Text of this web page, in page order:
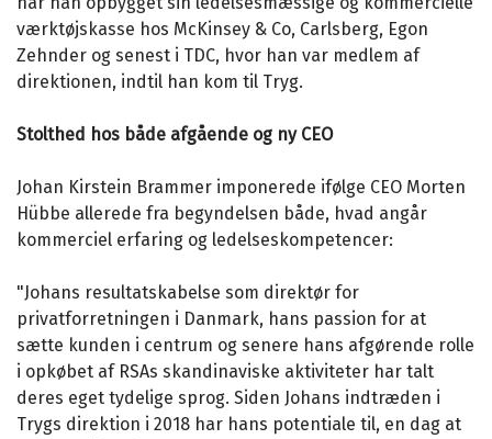
værktøjskasse hos McKinsey & Co, Carlsberg, Egon
Zehnder og senest i TDC, hvor han var medlem af
direktionen, indtil han kom til Tryg.
Stolthed hos både afgående og ny CEO
Johan Kirstein Brammer imponerede ifølge CEO Morten
Hübbe allerede fra begyndelsen både, hvad angår
kommerciel erfaring og ledelseskompetencer:
"Johans resultatskabelse som direktør for
privatforretningen i Danmark, hans passion for at
sætte kunden i centrum og senere hans afgørende rolle
i opkøbet af RSAs skandinaviske aktiviteter har talt
deres eget tydelige sprog. Siden Johans indtræden i
Trygs direktion i 2018 har hans potentiale til, en dag at